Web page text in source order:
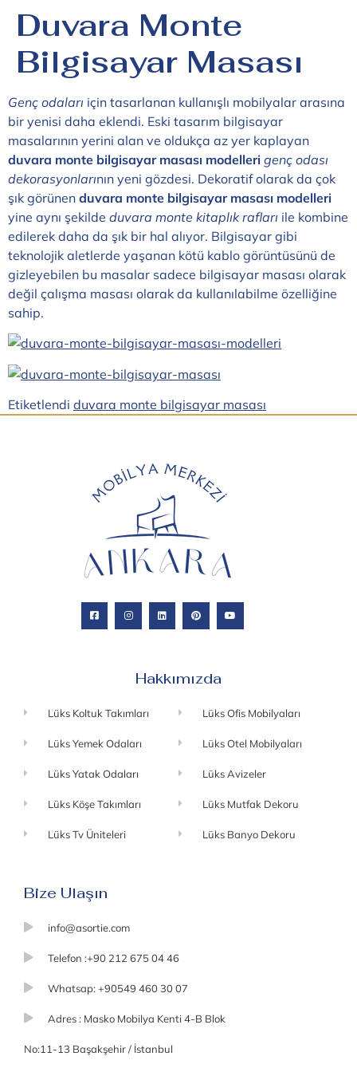
Duvara Monte
Bilgisayar Masası
Genç odaları için tasarlanan kullanışlı mobilyalar arasına
bir yenisi daha eklendi. Eski tasarım bilgisayar
masalarının yerini alan ve oldukça az yer kaplayan
duvara monte bilgisayar masası modelleri genç odası
dekorasyonlarının yeni gözdesi. Dekoratif olarak da çok
şık görünen duvara monte bilgisayar masası modelleri
yine aynı şekilde duvara monte kitaplık rafları ile kombine
edilerek daha da şık bir hal alıyor. Bilgisayar gibi
teknolojik aletlerde yaşanan kötü kablo görüntüsünü de
gizleyebilen bu masalar sadece bilgisayar masası olarak
değil çalışma masası olarak da kullanılabilme özelliğine
sahip.
Etiketlendi duvara monte bilgisayar masası
Hakkımızda
Lüks Koltuk Takımları
Lüks Yemek Odaları
Lüks Yatak Odaları
Lüks Köşe Takımları
Lüks Tv Üniteleri
Lüks Ofis Mobilyaları
Lüks Otel Mobilyaları
Lüks Avizeler
Lüks Mutfak Dekoru
Lüks Banyo Dekoru
Bize Ulaşın
info@asortie.com
Telefon :+90 212 675 04 46
Whatsap: +90549 460 30 07
Adres : Masko Mobilya Kenti 4-B Blok
No:11-13 Başakşehir / İstanbul